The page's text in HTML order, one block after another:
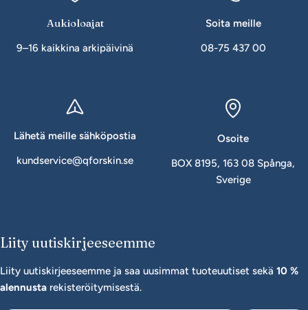
Aukioloajat
9–16 kaikkina arkipäivinä
Soita meille
08-75 437 00
Lähetä meille sähköpostia
kundservice@qforskin.se
Osoite
BOX 8195, 163 08 Spånga,
Sverige
Liity uutiskirjeeseemme
Liity uutiskirjeeseemme ja saa uusimmat tuoteuutiset sekä 10 %
alennusta rekisteröitymisestä.